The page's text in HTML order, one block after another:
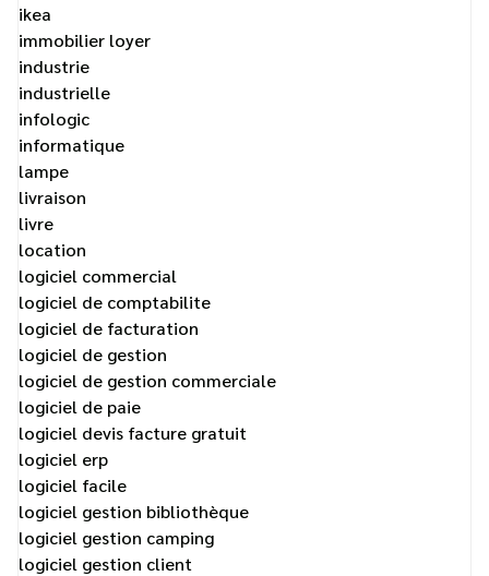
ikea
immobilier loyer
industrie
industrielle
infologic
informatique
lampe
livraison
livre
location
logiciel commercial
logiciel de comptabilite
logiciel de facturation
logiciel de gestion
logiciel de gestion commerciale
logiciel de paie
logiciel devis facture gratuit
logiciel erp
logiciel facile
logiciel gestion bibliothèque
logiciel gestion camping
logiciel gestion client